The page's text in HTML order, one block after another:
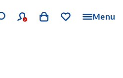
Menu